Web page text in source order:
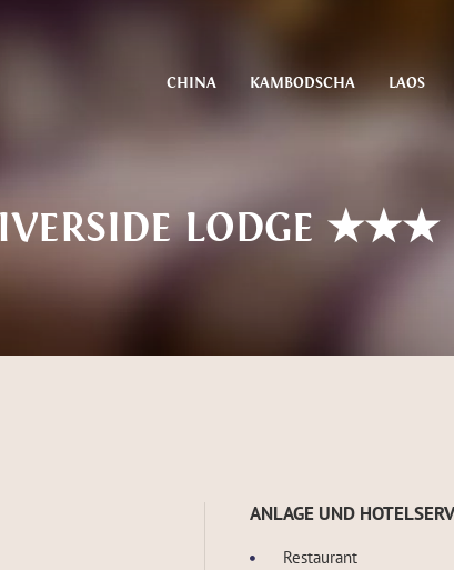
CHINA KAMBODSCHA LAOS
LODGE ★★★
ANLAGE UND
Restaurant